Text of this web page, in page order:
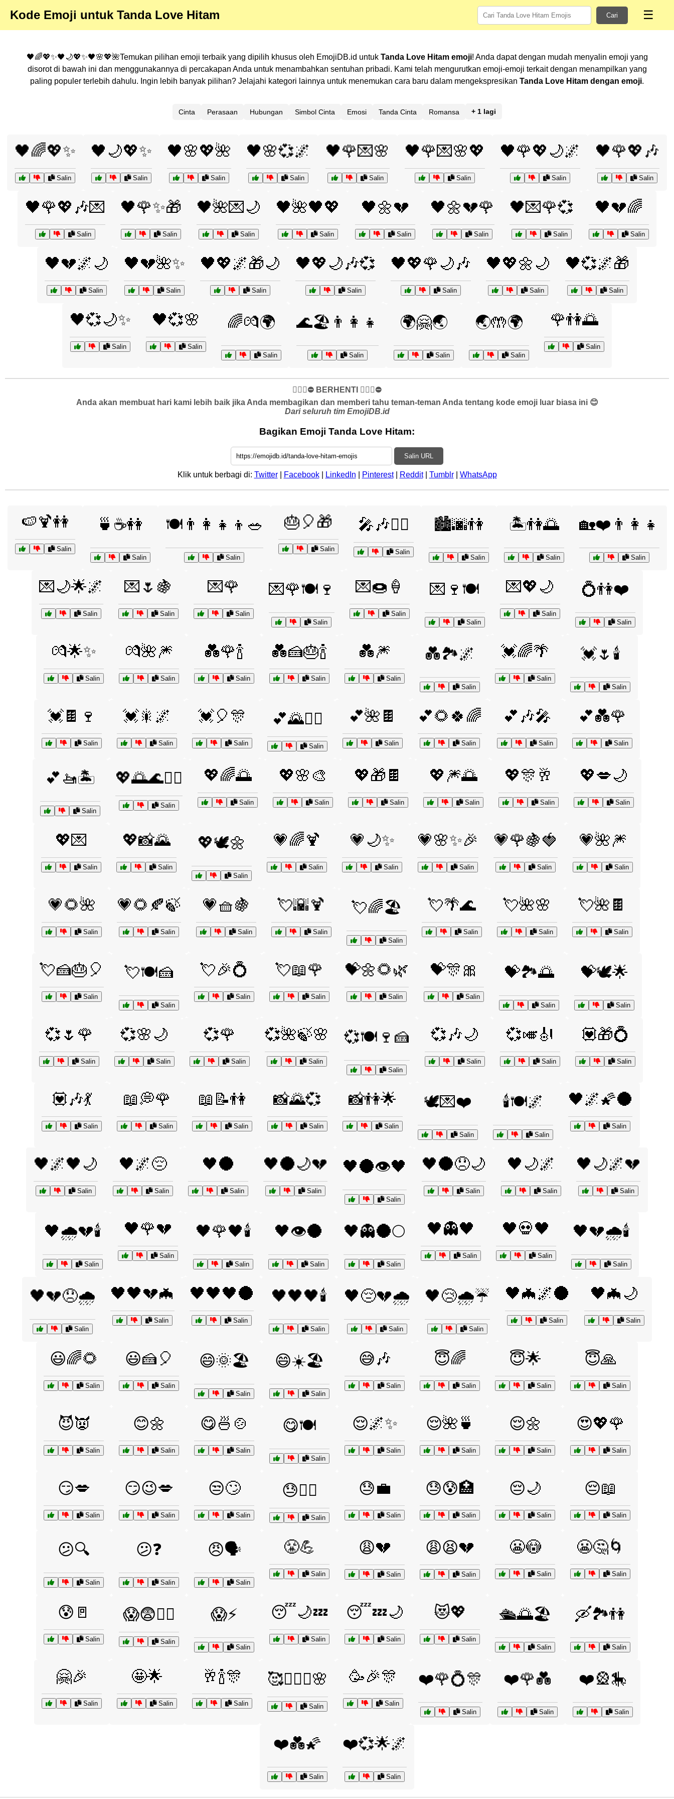
Kode Emoji untuk Tanda Love Hitam Cari ☰
🖤🌈💖✨🖤🌙💖✨🖤🌸💖🌺Temukan pilihan emoji terbaik yang dipilih khusus oleh EmojiDB.id untuk Tanda Love Hitam emoji! Anda dapat dengan mudah menyalin emoji yang
disorot di bawah ini dan menggunakannya di percakapan Anda untuk menambahkan sentuhan pribadi. Kami telah mengurutkan emoji-emoji terkait dengan menampilkan yang
paling populer terlebih dahulu. Ingin lebih banyak pilihan? Jelajahi kategori lainnya untuk menemukan cara baru dalam mengekspresikan Tanda Love Hitam dengan emoji.
Cinta Perasaan Hubungan Simbol Cinta Emosi Tanda Cinta Romansa + 1 lagi
🖤🌈💖✨
Salin
🖤🌙💖✨
Salin
🖤🌸💖🌺
Salin
🖤🌸💞🌌
Salin
🖤🌹💌🌸
Salin
🖤🌹💌🌸💖
Salin
🖤🌹💖🌙🌌
Salin
🖤🌹💖🎶
Salin
🖤🌹💖🎶💌
Salin
🖤🌹✨🎁
Salin
🖤🌺💌🌙
Salin
🖤🌺🖤💖
Salin
🖤🌼💔
Salin
🖤🌼💔🌹
Salin
🖤💌🌹💞
Salin
🖤💔🌈
Salin
🖤💔🌌🌙
Salin
🖤💔🌺✨
Salin
🖤💖🌌🎁🌙
Salin
🖤💖🌙🎶💞
Salin
🖤💖🌹🌙🎶
Salin
🖤💖🌼🌙
Salin
🖤💞🌌🎁
Salin
🖤💞🌙✨
Salin
🖤💞🌸
Salin
🌈💏🌍
Salin
🌊🏖️👨‍👩‍👧
Salin
🌍🤗🌏
Salin
🌏🤲🌍
Salin
🌹👫🌅
Salin
✋🏻🛑⛔️ BERHENTI ✋🏻🛑⛔️
Anda akan membuat hari kami lebih baik jika Anda membagikan dan memberi tahu teman-teman Anda tentang kode emoji luar biasa ini 😊
Dari seluruh tim EmojiDB.id
Bagikan Emoji Tanda Love Hitam:
Salin URL
Klik untuk berbagi di: Twitter| Facebook| LinkedIn Pinterest| Reddit| Tumblr| WhatsApp
🍉🍹👭
Salin
🍵☕👭
Salin
🍽️👨‍👩‍👧‍👦🥗
Salin
🎂🎈🎁
Salin
🎤🎶👯‍♂️
Salin
🏙️🌆👫
Salin
🏝️👫🌅
Salin
🏡❤️👨‍👩‍👧
Salin
💌🌙🌟🌌
Salin
💌🌷🍇
Salin
💌🌹
Salin
💌🌹🍽️🍷
Salin
💌🍩🍦
Salin
💌🍷🍽️
Salin
💌💖🌙
Salin
💍👫❤️
Salin
💏🌟✨
Salin
💏🌺🎆
Salin
💑🌹🍾
Salin
💑🍰🎂🍾
Salin
💑🎆
Salin
💑🏞️🌌
Salin
💓🌈🌴
Salin
💓🌷🕯️
Salin
💓🍫🍷
Salin
💓🎇🌌
Salin
💓🎈🎊
Salin
💕🌄🚴‍♂️
Salin
💕🌺🍫
Salin
💕🌻🍀🌈
Salin
💕🎶🎤
Salin
💕💑🌹
Salin
💕🚤🏝️
Salin
💖🌅🌊🏄‍♀️
Salin
💖🌈🌅
Salin
💖🌸🎨
Salin
💖🎁🍫
Salin
💖🎆🌅
Salin
💖🎊🥂
Salin
💖💋🌙
Salin
💖💌
Salin
💖📸🌄
Salin
💖🕊️🌼
Salin
💗🌈🍹
Salin
💗🌙✨
Salin
💗🌸✨🎉
Salin
💗🌹🍇🍓
Salin
💗🌺🎆
Salin
💗🌻🌺
Salin
💗🌻🍂🍃
Salin
💗🧺🍇
Salin
💘🌇🍹
Salin
💘🌈🏖️
Salin
💘🌴🌊
Salin
💘🌺🌸
Salin
💘🌺🍫
Salin
💘🍰🎂🎈
Salin
💘🍽️🍰
Salin
💘🎉💍
Salin
💘📖🌹
Salin
💝🌼🌻🌿
Salin
💝🎊🎀
Salin
💝🏞️🌅
Salin
💝🕊️🌟
Salin
💞🌷🌹
Salin
💞🌸🌙
Salin
💞🌹
Salin
💞🌺🍃🌸
Salin
💞🍽️🍷🍰
Salin
💞🎶🌙
Salin
💞🎺🎻
Salin
💟🎁💍
Salin
💟🎶💃
Salin
📖💭🌹
Salin
📖📝👫
Salin
📸🌄💞
Salin
📸👫🌟
Salin
🕊️💌❤️
Salin
🕯️🍽️🌌
Salin
🖤🌌🌠🌑
Salin
🖤🌌🖤🌙
Salin
🖤🌌😔
Salin
🖤🌑
Salin
🖤🌑🌙💔
Salin
🖤🌑👁️🖤
Salin
🖤🌑😞🌙
Salin
🖤🌙🌌
Salin
🖤🌙🌌💔
Salin
🖤🌧️💔🕯️
Salin
🖤🌹💔
Salin
🖤🌹🖤🕯️
Salin
🖤👁️🌑
Salin
🖤👻🌑🌕
Salin
🖤👻🖤
Salin
🖤💀🖤
Salin
🖤💔🌧️🕯️
Salin
🖤💔😞🌧️
Salin
🖤🖤💔🦇
Salin
🖤🖤🖤🌑
Salin
🖤🖤🖤🕯️
Salin
🖤😔💔🌧️
Salin
🖤😢🌧️☔
Salin
🖤🦇🌌🌑
Salin
🖤🦇🌙
Salin
😃🌈🌻
Salin
😃🍰🎈
Salin
😄🌞🏖️
Salin
😄☀️🏖️
Salin
😅🎶
Salin
😇🌈
Salin
😇🌟
Salin
😇🙏
Salin
😈👿
Salin
😊🌼
Salin
😋🍜🍲
Salin
😋🍽️
Salin
😌🌌✨
Salin
😌🌺🍵
Salin
😌🌼
Salin
😍💖🌹
Salin
😏💋
Salin
😏😉💋
Salin
😒🙄
Salin
😓🏃‍♂️
Salin
😓💼
Salin
😓😰🏥
Salin
😔🌙
Salin
😔📖
Salin
😕🔍
Salin
😕❓
Salin
😠🗣️
Salin
😤💪
Salin
😩💔
Salin
😩😫💔
Salin
😬😳
Salin
😬🤔🌀
Salin
😰🚪
Salin
😱😨🏃‍♂️
Salin
😱⚡
Salin
😴🌙💤
Salin
😴💤🌙
Salin
😻💖
Salin
🛳️🌅🏖️
Salin
🛶🏞️👫
Salin
🤗🎉
Salin
🤩🌟
Salin
🥂🍾🎊
Salin
🥰👩‍❤️‍👨🌸
Salin
🥳🎉🎊
Salin
❤️🌹💍🎊
Salin
❤️🌹💑
Salin
❤️🎡🎠
Salin
❤️💑🌠
Salin
❤️💞🌟🌌
Salin